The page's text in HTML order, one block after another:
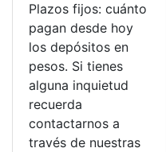
Plazos fijos: cuánto
pagan desde hoy
los depósitos en
pesos. Si tienes
alguna inquietud
recuerda
contactarnos a
través de nuestras